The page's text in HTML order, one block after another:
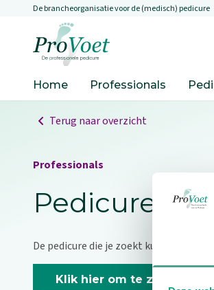
Overslaan en naar de inhoud gaan
De brancheorganisatie voor de (medisch) pedicure
Home Professionals
Terug naar overzicht
Professionals
Pedicure
De pedicure die je zoekt kunnen we
Klik hier om te zoeken